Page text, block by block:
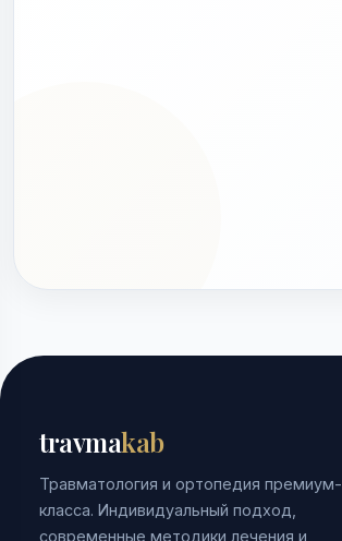
travmakab
Травматология и ортопедия премиум-
класса. Индивидуальный подход,
современные методики лечения и